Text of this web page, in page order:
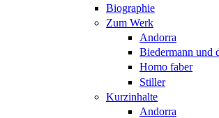
Biographie
Zum Werk
Andorra
Biedermann und
Homo faber
Stiller
Kurzinhalte
Andorra